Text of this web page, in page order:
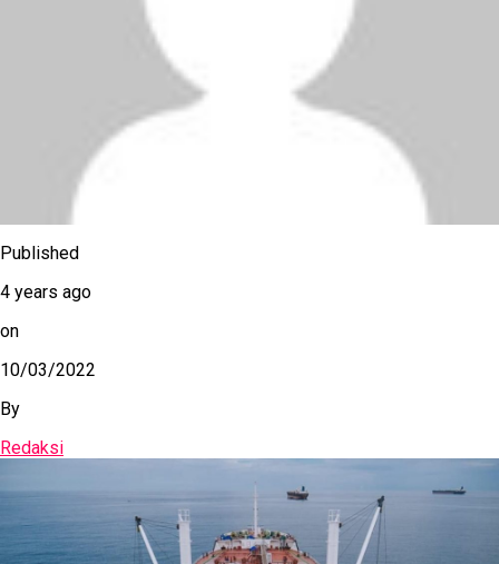
Published
4 years ago
on
10/03/2022
By
Redaksi